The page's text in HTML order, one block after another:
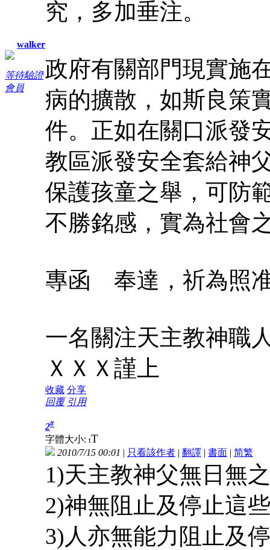
walker
等待驗證
會員
究，多加垂注。
政府有關部門現實施
病的擴散，如斯良策
件。正如在關口派發
教區派發安全套給神
保護孩童之舉，可防
不勝銘感，實為社會
專函 奉達，祈為照
一名關注天主教神職
ＸＸＸ謹上
收藏 分享
回覆 引用
2#
字體大小: tT
2010/7/15 00:01 | 只看該作者 | 翻譯 | 書面 | 简繁
1)天主教神父無日無
2)神無阻止及停止這
3)人亦無能力阻止及